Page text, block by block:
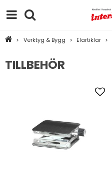
> Verktyg & Bygg > Elartiklar >
TILLBEHÖR